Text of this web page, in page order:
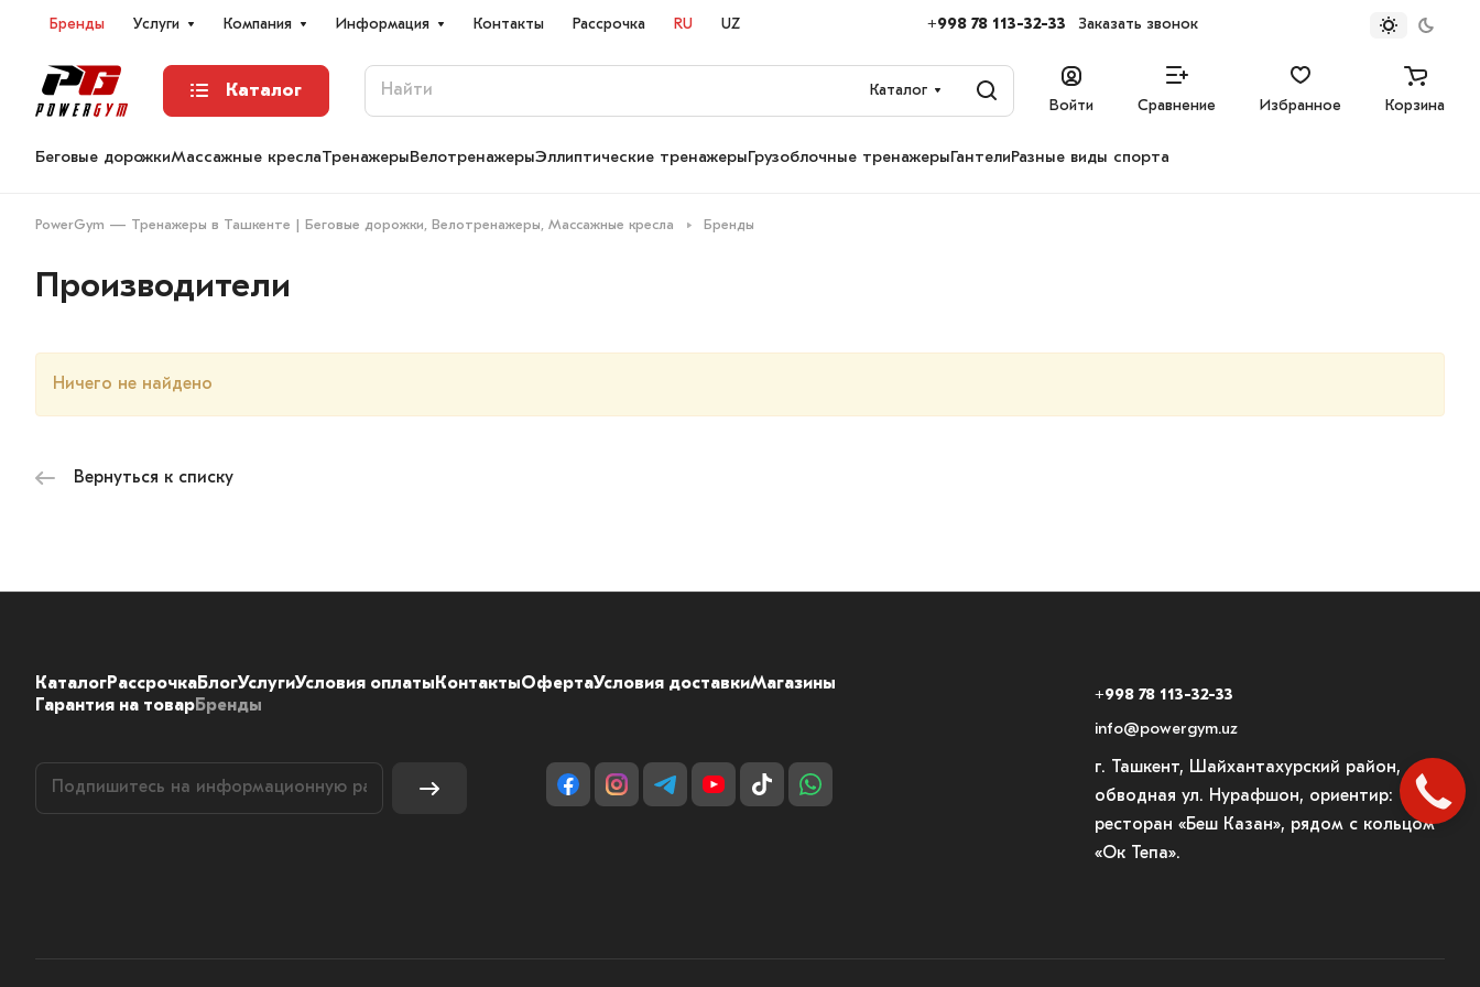
Бренды Услуги Компания Информация Контакты Рассрочка RU UZ +998 78 113-32-33 Заказать звонок
Каталог
Каталог
Войти
Сравнение Избранное Корзина
Беговые дорожкиМассажные креслаТренажерыВелотренажерыЭллиптические тренажерыГрузоблочные тренажерыГантелиРазные виды спорта
PowerGym — Тренажеры в Ташкенте | Беговые дорожки, Велотренажеры, Массажные кресла Бренды
Производители
Ничего не найдено
Вернуться к списку
КаталогРассрочкаБлогУслугиУсловия оплаты КонтактыОфертаУсловия доставкиМагазины
Гарантия на товарБренды
+998 78 113-32-33
info@powergym.uz
г. Ташкент, Шайхантахурский район,
обводная ул. Нурафшон, ориентир:
ресторан «Беш Казан», рядом с кольцом
«Ок Тепа».